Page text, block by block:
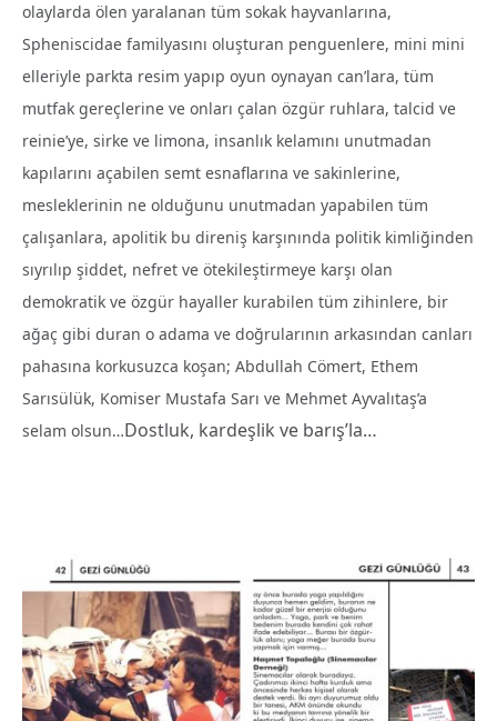
olaylarda ölen yaralanan tüm sokak hayvanlarına,
Spheniscidae familyasını oluşturan penguenlere, mini mini
elleriyle parkta resim yapıp oyun oynayan can’lara, tüm
mutfak gereçlerine ve onları çalan özgür ruhlara, talcid ve
reinie’ye, sirke ve limona, insanlık kelamını unutmadan
kapılarını açabilen semt esnaflarına ve sakinlerine,
mesleklerinin ne olduğunu unutmadan yapabilen tüm
çalışanlara, apolitik bu direniş karşınında politik kimliğinden
sıyrılıp şiddet, nefret ve ötekileştirmeye karşı olan
demokratik ve özgür hayaller kurabilen tüm zihinlere, bir
ağaç gibi duran o adama ve doğrularının arkasından canları
pahasına korkusuzca koşan; Abdullah Cömert, Ethem
Sarısülük, Komiser Mustafa Sarı ve Mehmet Ayvalıtaş’a
selam olsun…Dostluk, kardeşlik ve barış’la…